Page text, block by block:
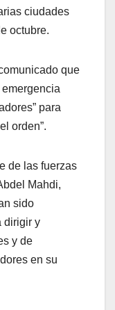
ciudades
octubre.
que
para
orden”.
de las fuerzas
Mahdi,
sido
dirigir y
y de
en su